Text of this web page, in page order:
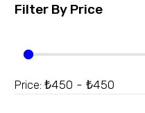
Filter By Price
Price: ₺450 - ₺450